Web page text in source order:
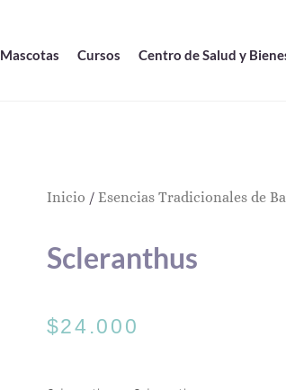
Mascotas Cursos Centro de Salud y
Inicio / Esencias Tradicionales de
Scleranthus
$24.000